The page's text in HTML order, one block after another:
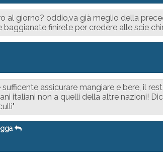
al giorno? oddio,va già meglio della
finirete per credere alle scie
assicurare mangiare e bere, il
italiani non a quelli della altre nazioni!